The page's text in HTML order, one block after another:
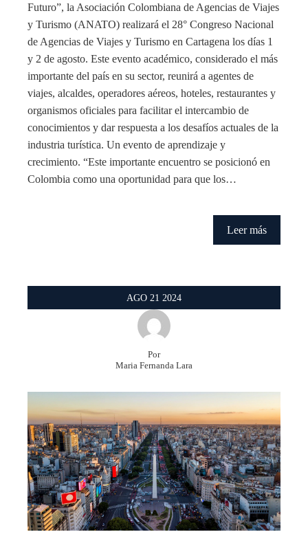
Futuro”, la Asociación Colombiana de Agencias de Viajes
y Turismo (ANATO) realizará el 28° Congreso Nacional
de Agencias de Viajes y Turismo en Cartagena los días 1
y 2 de agosto. Este evento académico, considerado el más
importante del país en su sector, reunirá a agentes de
viajes, alcaldes, operadores aéreos, hoteles, restaurantes y
organismos oficiales para facilitar el intercambio de
conocimientos y dar respuesta a los desafíos actuales de la
industria turística. Un evento de aprendizaje y
crecimiento. “Este importante encuentro se posicionó en
Colombia como una oportunidad para que los…
Leer más
AGO 21 2024
Por
Maria Fernanda Lara